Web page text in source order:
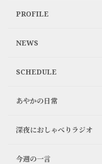
🦆
旅先で食を我慢する
2ヶ月前
0
PROFILE
NEWS
SCHEDULE
あやかの日常
深夜におしゃべりラジオ
今週の一言